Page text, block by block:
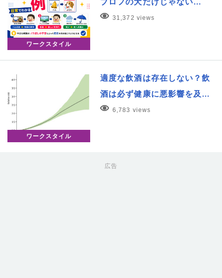
ワークスタイル
31,372 views
ワークスタイル
適度な飲酒は存在しない？飲
酒は必ず健康に悪影響を及…
6,783 views
広告